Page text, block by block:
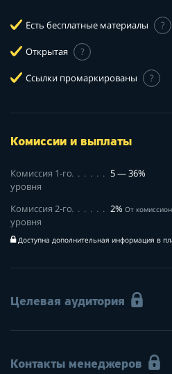
Есть бесплатные материалы ?
Открытая ?
Ссылки промаркированы ?
Комиссии и выплаты
Комиссия 1-го
уровня
5 — 36%
Комиссия 2-го
уровня
2%От
Доступна дополнительная информация в
Целевая аудитория
Контакты менеджеров